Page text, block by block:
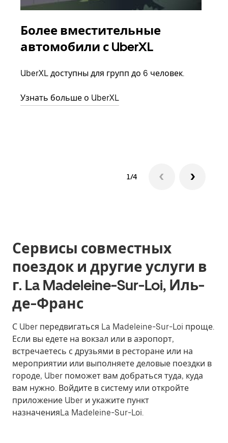
Более вместительные
автомобили с UberXL
UberXL доступны для групп до 6 человек.
Узнать больше о UberXL
1/4
Сервисы совместных
поездок и другие услуги в
г. La Madeleine-Sur-Loi, Иль-
де-Франс
С Uber передвигаться La Madeleine-Sur-Loi проще.
Если вы едете на вокзал или в аэропорт,
встречаетесь с друзьями в ресторане или на
мероприятии или выполняете деловые поездки в
городе, Uber поможет вам добраться туда, куда
вам нужно. Войдите в систему или откройте
приложение Uber и укажите пункт
назначенияLa Madeleine-Sur-Loi.